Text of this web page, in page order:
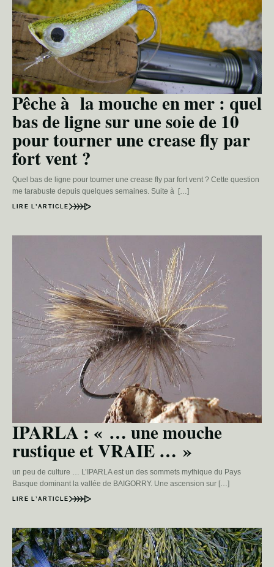
Pêche à la mouche en mer : quel
bas de ligne sur une soie de 10
pour tourner une crease fly par
fort vent ?
Quel bas de ligne pour tourner une crease fly par fort vent ? Cette question
me tarabuste depuis quelques semaines. Suite à […]
LIRE L’ARTICLE
IPARLA : « … une mouche
rustique et VRAIE … »
un peu de culture … L’IPARLA est un des sommets mythique du Pays
Basque dominant la vallée de BAIGORRY. Une ascension sur […]
LIRE L’ARTICLE